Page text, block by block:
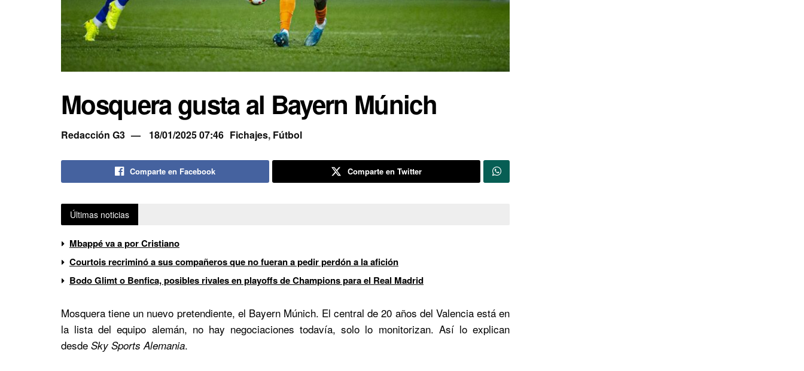
Mosquera gusta al Bayern Múnich
Redacción G3 18/01/2025 07:46 Fichajes, Fútbol
Comparte en Facebook Comparte en Twitter
Últimas noticias
Mbappé va a por Cristiano
Courtois recriminó a sus compañeros que no fueran a pedir perdón a la afición
Bodo Glimt o Benfica, posibles rivales en playoffs de Champions para el Real Madrid
Mosquera tiene un nuevo pretendiente, el Bayern Múnich. El central de 20 años del Valencia está en
la lista del equipo alemán, no hay negociaciones todavía, solo lo monitorizan. Así lo explican
desde Sky Sports Alemania.